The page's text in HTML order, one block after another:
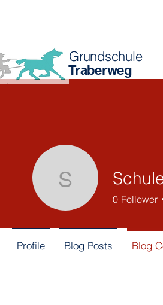
Grundschule
Traberweg
Schule
0 Follower
Profile Blog Posts Blog